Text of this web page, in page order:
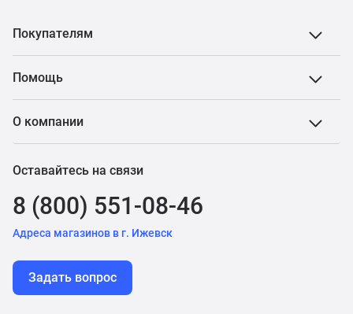
Покупателям
Помощь
О компании
Оставайтесь на связи
8 (800) 551-08-46
Адреса магазинов в г. Ижевск
Задать вопрос